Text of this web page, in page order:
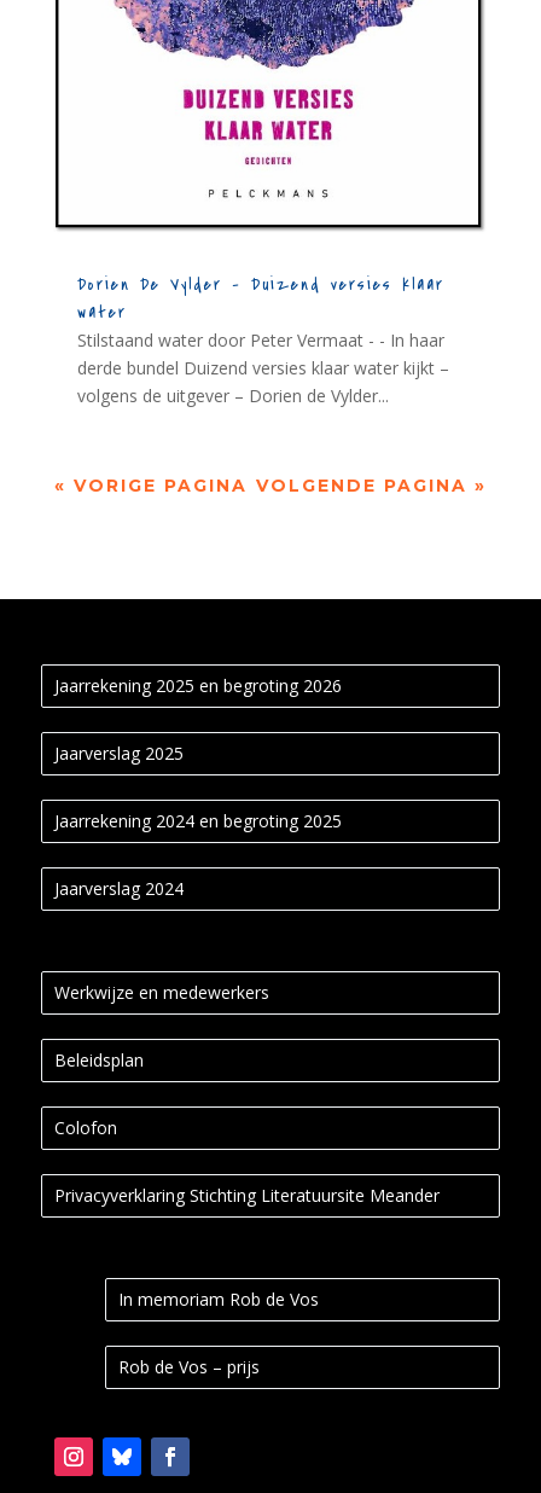
Dorien De Vylder – Duizend versies klaar
water
Stilstaand water door Peter Vermaat - - In haar
derde bundel Duizend versies klaar water kijkt –
volgens de uitgever – Dorien de Vylder...
« VORIGE PAGINA VOLGENDE PAGINA »
Jaarrekening 2025 en begroting 2026
Jaarverslag 2025
Jaarrekening 2024 en begroting 2025
Jaarverslag 2024
Werkwijze en medewerkers
Beleidsplan
Colofon
Privacyverklaring Stichting Literatuursite Meander
In memoriam Rob de Vos
Rob de Vos – prijs